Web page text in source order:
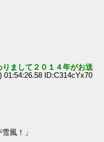
まして２０１４年がお送
01:54:26.58 ID:C314cYx70
風！」